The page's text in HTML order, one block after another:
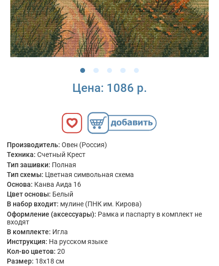
Цена: 1086 р.
Производитель: Овен (Россия)
Техника: Счетный Крест
Тип зашивки: Полная
Тип схемы: Цветная символьная схема
Основа: Канва Аида 16
Цвет основы: Белый
В набор входит: мулине (ПНК им. Кирова)
Оформление (аксессуары): Рамка и паспарту в комплект не
входят
В комплекте: Игла
Инструкция: На русском языке
Кол-во цветов: 20
Размер: 18x18 см